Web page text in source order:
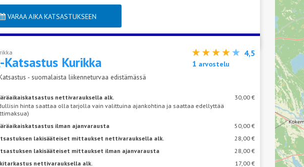
VARAA AIKA KATSASTUKSEEN
Katsastus Kurikka
- suomalaista liikenneturvaa edistämässä
4,5
1 arvostelu
nettivarauksella alk.
30,00 €
hinta saattaa olla tarjolla vain valittuina ajankohtina ja saattaa edellyttää
ilman ajanvarausta
50,00 €
lakisääteiset mittaukset nettivarauksella alk.
28,00 €
lakisääteiset mittaukset ilman ajanvarausta
28,00 €
nettivarauksella alk.
17,00 €